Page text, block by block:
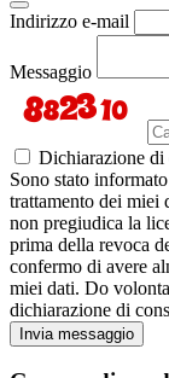
Indirizzo e-mail
Messaggio
Dichiarazione di
Sono stato
trattamento dei miei
non pregiudica la
prima della revoca
confermo di avere
miei dati. Do
dichiarazione di
Invia messaggio